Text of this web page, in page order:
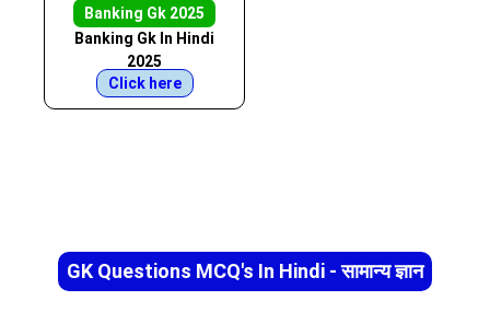
Banking Gk 2025
Banking Gk In Hindi
2025
Click here
GK Questions MCQ's In Hindi - सामान्य ज्ञान